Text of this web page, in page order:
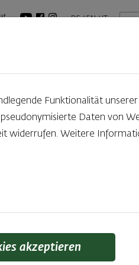
DE EN IT
Funktionalität unserer
Daten von
widerrufen. Weitere
akzeptieren